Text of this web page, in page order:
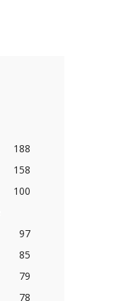
188
158
100
97
85
79
78